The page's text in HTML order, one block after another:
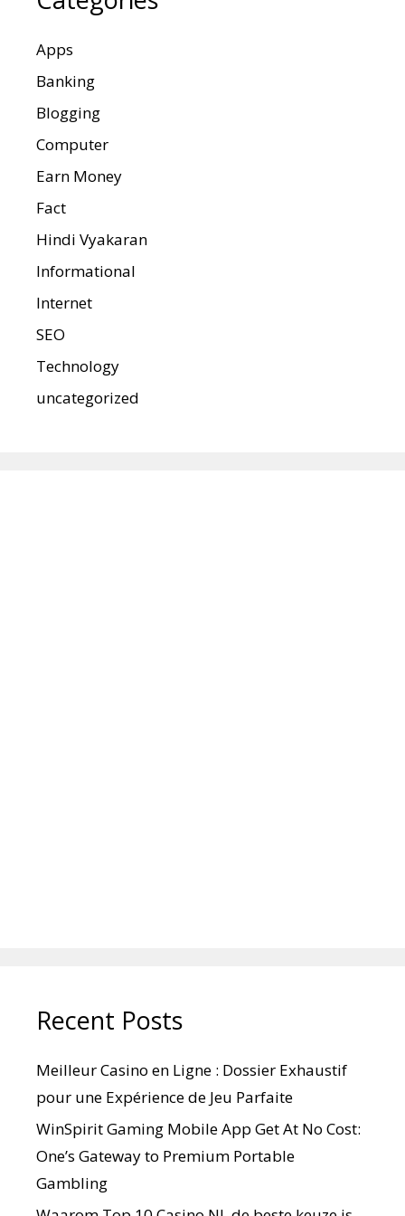
Apps
Banking
Blogging
Computer
Earn Money
Fact
Hindi Vyakaran
Informational
Internet
SEO
Technology
uncategorized
Recent Posts
Meilleur Casino en Ligne : Dossier Exhaustif
pour une Expérience de Jeu Parfaite
WinSpirit Gaming Mobile App Get At No Cost:
One’s Gateway to Premium Portable
Gambling